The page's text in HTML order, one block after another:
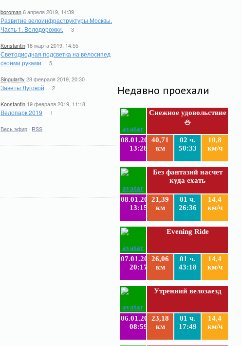
Недавно проехали
Снежное удовольствие
⛄
08.01.2019
13:28
40,71
км
02 ч.
50:33
10,8
км/ч
Без фантазий насчет
куда ехать
08.01.2019
13:15
21,39
км
01 ч.
26:36
14,4
км/ч
Evening Ride
07.01.2019
20:17
26,06
км
01 ч.
43:18
14,4
км/ч
Утренний велозаезд
06.01.2019
08:59
23,18
км
01 ч.
17:49
14,4
км/ч
boroman6 апреля 2019, 14:39
Развитие велоинфраструктуры Москвы.
Часть 1. Велодорожки.
3
Konstantin 18 марта 2019, 14:55
Светодиодная подсветка на велосипед
своими руками
5
Singularity 28 февраля 2019, 20:30
Заветы Луговой 2
Konstantin 19 февраля 2019, 11:18
Велопарк 2019 1
Весь эфир · RSS